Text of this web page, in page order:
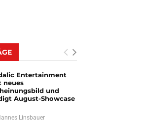
Entertainment
neues
und
August-Showcase
Linsbauer